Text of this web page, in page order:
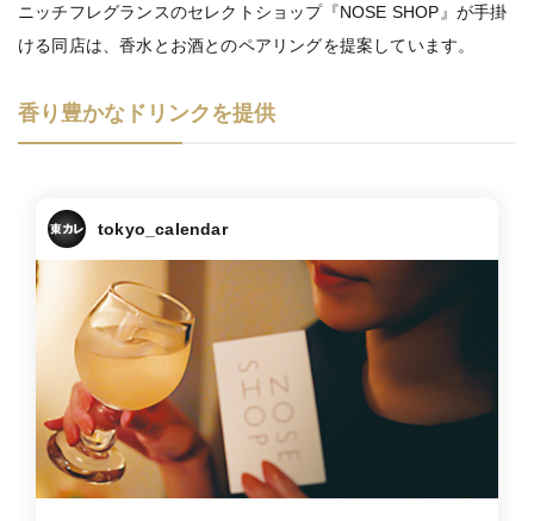
ニッチフレグランスのセレクトショップ『NOSE SHOP』が手掛
ける同店は、香水とお酒とのペアリングを提案しています。
香り豊かなドリンクを提供
tokyo_calendar